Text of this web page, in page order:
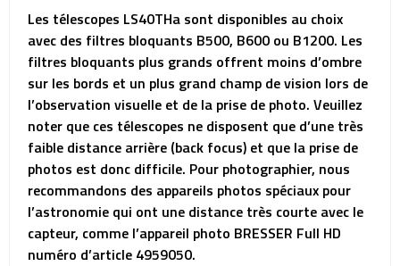
Les télescopes LS40THa sont disponibles au choix
avec des filtres bloquants B500, B600 ou B1200. Les
filtres bloquants plus grands offrent moins d’ombre
sur les bords et un plus grand champ de vision lors de
l’observation visuelle et de la prise de photo. Veuillez
noter que ces télescopes ne disposent que d’une très
faible distance arrière (back focus) et que la prise de
photos est donc difficile. Pour photographier, nous
recommandons des appareils photos spéciaux pour
l’astronomie qui ont une distance très courte avec le
capteur, comme l’appareil photo BRESSER Full HD
numéro d’article 4959050.